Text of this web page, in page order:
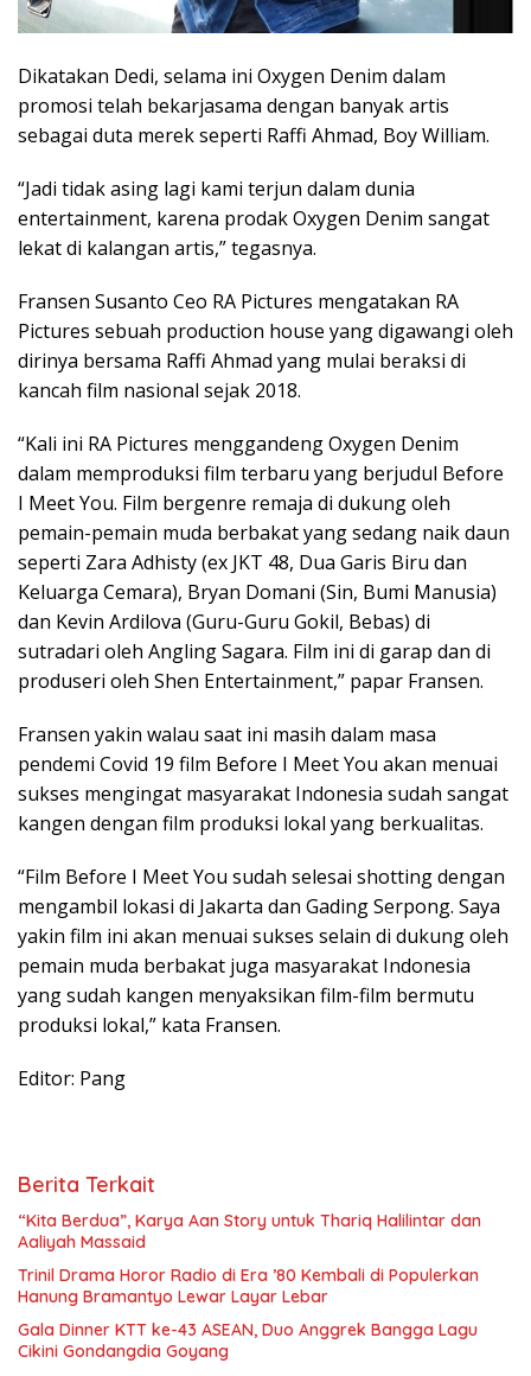
Dikatakan Dedi, selama ini Oxygen Denim dalam
promosi telah bekarjasama dengan banyak artis
sebagai duta merek seperti Raffi Ahmad, Boy William.
“Jadi tidak asing lagi kami terjun dalam dunia
entertainment, karena prodak Oxygen Denim sangat
lekat di kalangan artis,” tegasnya.
Fransen Susanto Ceo RA Pictures mengatakan RA
Pictures sebuah production house yang digawangi oleh
dirinya bersama Raffi Ahmad yang mulai beraksi di
kancah film nasional sejak 2018.
“Kali ini RA Pictures menggandeng Oxygen Denim
dalam memproduksi film terbaru yang berjudul Before
I Meet You. Film bergenre remaja di dukung oleh
pemain-pemain muda berbakat yang sedang naik daun
seperti Zara Adhisty (ex JKT 48, Dua Garis Biru dan
Keluarga Cemara), Bryan Domani (Sin, Bumi Manusia)
dan Kevin Ardilova (Guru-Guru Gokil, Bebas) di
sutradari oleh Angling Sagara. Film ini di garap dan di
produseri oleh Shen Entertainment,” papar Fransen.
Fransen yakin walau saat ini masih dalam masa
pendemi Covid 19 film Before I Meet You akan menuai
sukses mengingat masyarakat Indonesia sudah sangat
kangen dengan film produksi lokal yang berkualitas.
“Film Before I Meet You sudah selesai shotting dengan
mengambil lokasi di Jakarta dan Gading Serpong. Saya
yakin film ini akan menuai sukses selain di dukung oleh
pemain muda berbakat juga masyarakat Indonesia
yang sudah kangen menyaksikan film-film bermutu
produksi lokal,” kata Fransen.
Editor: Pang
Berita Terkait
“Kita Berdua”, Karya Aan Story untuk Thariq Halilintar dan
Aaliyah Massaid
­Trinil Drama Horor Radio di Era ’80 Kembali di Populerkan
Hanung Bramantyo Lewar Layar Lebar
Gala Dinner KTT ke-43 ASEAN, Duo Anggrek Bangga Lagu
Cikini Gondangdia Goyang